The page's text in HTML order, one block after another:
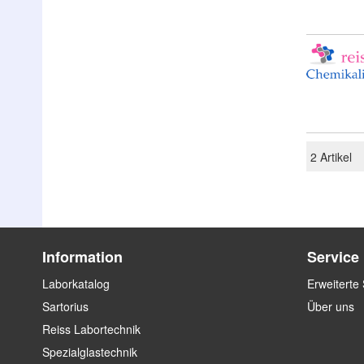
2 Artikel
Information
Laborkatalog
Sartorius
Reiss Labortechnik
Spezialglastechnik
Service
Erweiterte
Über uns